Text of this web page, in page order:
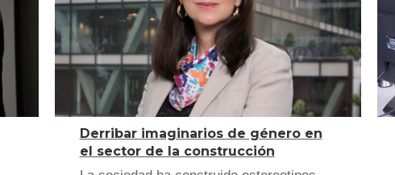
Derribar imaginarios de género en
el sector de la construcción